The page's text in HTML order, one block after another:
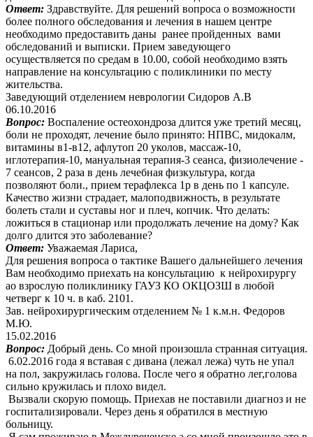
Ответ: Здравствуйте. Для решений вопроса о возможности
более полного обследования и лечения в нашем центре
необходимо предоставить даны ранее пройденных вами
обследований и выписки. Прием заведующего
осуществляется по средам в 10.00, собой необходимо взять
направление на консультацию с поликлиники по месту
жительства.
Заведующий отделением неврологии Сидоров А.В
06.10.2016
Вопрос: Воспаление остеохондроза длится уже третий месяц,
боли не проходят, лечение было принято: НПВС, мидокалм,
витамины в1-в12, афлутоп 20 уколов, массаж-10,
иглотерапия-10, мануальная терапия-3 сеанса, физиолечение -
7 сеансов, 2 раза в день лечебная физкультура, когда
позволяют боли., прием терафлекса 1р в день по 1 капсуле.
Качество жизни страдает, малоподвижность, в результате
болеть стали и суставы ног и плеч, копчик. Что делать:
ложиться в стационар или продолжать лечение на дому? Как
долго длится это заболевание?
Ответ: Уважаемая Лариса,
Для решения вопроса о тактике Вашего дальнейшего лечения
Вам необходимо приехать на консультацию к нейрохирургу
ао взрослую поликлинику ГАУЗ КО ОКЦОЗШ в любой
четверг к 10 ч. в каб. 2101.
Зав. нейрохирургическим отделением № 1 к.м.н. Федоров
М.Ю.
15.02.2016
Вопрос: Добрый день. Со мной произошла странная ситуация.
6.02.2016 года я вставая с дивана (лежал лежа) чуть не упал
на пол, закружилась голова. После чего я обратно лег,голова
сильно кружилась и плохо видел.
Вызвали скорую помощь. Приехав не поставили диагноз и не
госпитализировали. Через день я обратился в местную
больницу.